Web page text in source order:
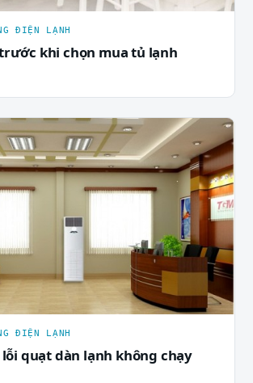
ĐIỆN LẠNH
khi chọn mua tủ lạnh
ĐIỆN LẠNH
quạt dàn lạnh không chạy